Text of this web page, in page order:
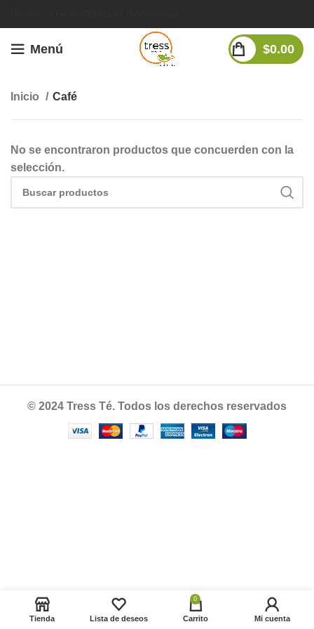
Menú $0.00
Inicio Café
No se encontraron productos que concuerden con la
selección.
© 2024 Tress Té. Todos los derechos reservados
Tienda Lista de deseos
0
Carrito Mi cuenta